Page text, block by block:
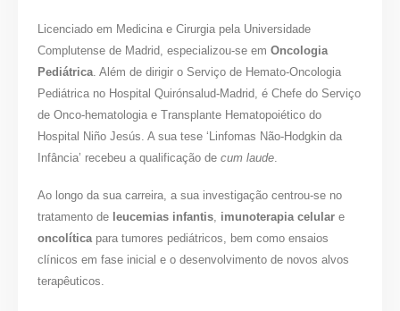
Licenciado em Medicina e Cirurgia pela Universidade
Complutense de Madrid, especializou-se emOncologia
Pediátrica . Além de dirigir o Serviço de Hemato-Oncologia
Pediátrica no Hospital Quirónsalud-Madrid, é Chefe do Serviço
de Onco-hematologia e Transplante Hematopoiético do
Hospital Niño Jesús. A sua tese ‘Linfomas Não-Hodgkin da
Infância’ recebeu a qualificação decum laude
Ao longo da sua carreira, a sua investigação centrou-se no
tratamento de leucemias infantis, imunoterapia celular e
oncolíticapara tumores pediátricos, bem como ensaios
clínicos em fase inicial e o desenvolvimento de novos alvos
terapêuticos.